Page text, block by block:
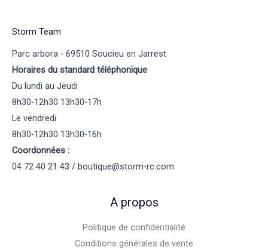
Storm Team
Parc arbora - 69510 Soucieu en Jarrest
Horaires du standard téléphonique
Du lundi au Jeudi
8h30-12h30 13h30-17h
Le vendredi
8h30-12h30 13h30-16h
Coordonnées :
04 72 40 21 43 / boutique@storm-rc.com
A propos
Politique de confidentialité
Conditions générales de vente